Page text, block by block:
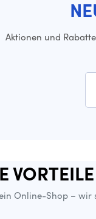
Aktionen und
VORTEILE
Online-Shop –